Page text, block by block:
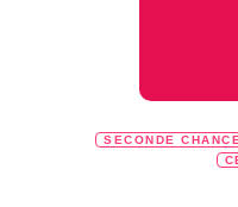
SECONDE CHANCE